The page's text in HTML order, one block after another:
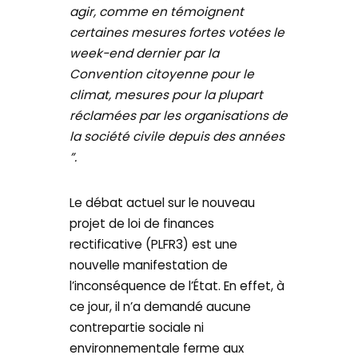
agir, comme en témoignent
certaines mesures fortes votées le
week-end dernier par la
Convention citoyenne pour le
climat, mesures pour la plupart
réclamées par les organisations de
la société civile depuis des années
”.
Le débat actuel sur le nouveau
projet de loi de finances
rectificative (PLFR3) est une
nouvelle manifestation de
l’inconséquence de l’État. En effet, à
ce jour, il n’a demandé aucune
contrepartie sociale ni
environnementale ferme aux